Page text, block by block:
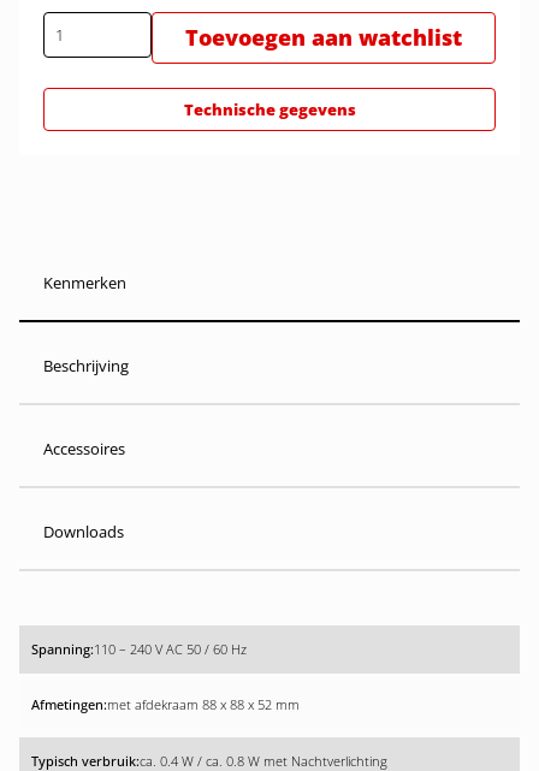
Toevoegen aan watchlist
Technische gegevens
Kenmerken
Beschrijving
Accessoires
Downloads
110 – 240 V AC 50 / 60 Hz
met afdekraam 88 x 88 x 52 mm
ca. 0.4 W / ca. 0.8 W met Nachtverlichting